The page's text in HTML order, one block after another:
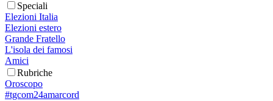
Speciali
Elezioni Italia
Elezioni estero
Grande Fratello
L'isola dei famosi
Amici
Rubriche
Oroscopo
#tgcom24amarcord